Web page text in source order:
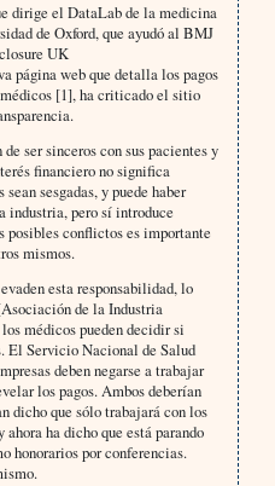
dirige el DataLab de la medicina
de Oxford, que ayudó al BMJ
UK
página web que detalla los pagos
[1], ha criticado el sitio
ser sinceros con sus pacientes y
financiero no significa
sesgadas, y puede haber
industria, pero sí introduce
posibles conflictos es importante
mismos.
esta responsabilidad, lo
de la Industria
médicos pueden decidir si
El Servicio Nacional de Salud
deben negarse a trabajar
los pagos. Ambos deberían
dicho que sólo trabajará con los
ha dicho que está parando
honorarios por conferencias.